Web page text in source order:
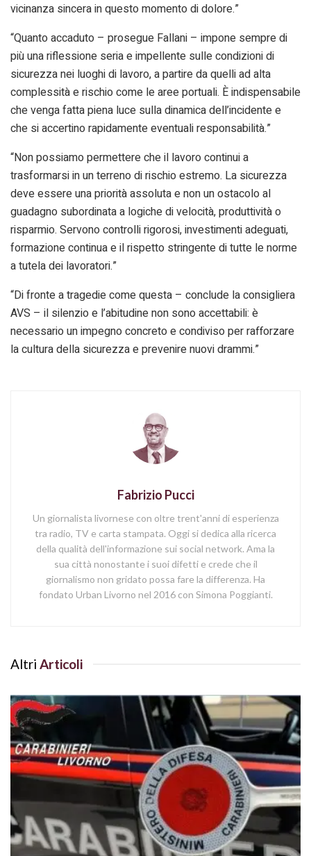
vicinanza sincera in questo momento di dolore.”
“Quanto accaduto – prosegue Fallani – impone sempre di
più una riflessione seria e impellente sulle condizioni di
sicurezza nei luoghi di lavoro, a partire da quelli ad alta
complessità e rischio come le aree portuali. È indispensabile
che venga fatta piena luce sulla dinamica dell’incidente e
che si accertino rapidamente eventuali responsabilità.”
“Non possiamo permettere che il lavoro continui a
trasformarsi in un terreno di rischio estremo. La sicurezza
deve essere una priorità assoluta e non un ostacolo al
guadagno subordinata a logiche di velocità, produttività o
risparmio. Servono controlli rigorosi, investimenti adeguati,
formazione continua e il rispetto stringente di tutte le norme
a tutela dei lavoratori.”
“Di fronte a tragedie come questa – conclude la consigliera
AVS – il silenzio e l’abitudine non sono accettabili: è
necessario un impegno concreto e condiviso per rafforzare
la cultura della sicurezza e prevenire nuovi drammi.”
Fabrizio Pucci
Un giornalista livornese con oltre trent'anni di esperienza
tra radio, TV e carta stampata. Oggi si dedica alla ricerca
della qualità dell'informazione sui social network. Ama la
sua città nonostante i suoi difetti e crede che il
giornalismo non gridato possa fare la differenza. Ha
fondato Urban Livorno nel 2016 con Simona Poggianti.
Altri Articoli